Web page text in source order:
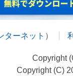
ターネット ）
Copyright
Copyright (C)